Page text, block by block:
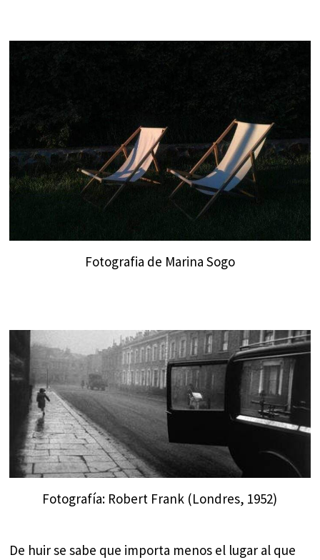
Fotografia de Marina Sogo
Fotografía: Robert Frank (Londres, 1952)
De huir se sabe que importa menos el lugar al que